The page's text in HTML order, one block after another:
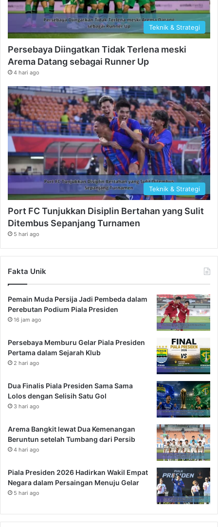
Teknik & Strategi
Persebaya Diingatkan Tidak Terlena meski
Arema Datang sebagai Runner Up
4 hari ago
Teknik & Strategi
Port FC Tunjukkan Disiplin Bertahan yang Sulit
Ditembus Sepanjang Turnamen
5 hari ago
Fakta Unik
Pemain Muda Persija Jadi Pembeda dalam
Perebutan Podium Piala Presiden
16 jam ago
Persebaya Memburu Gelar Piala Presiden
Pertama dalam Sejarah Klub
2 hari ago
Dua Finalis Piala Presiden Sama Sama
Lolos dengan Selisih Satu Gol
3 hari ago
Arema Bangkit lewat Dua Kemenangan
Beruntun setelah Tumbang dari Persib
4 hari ago
Piala Presiden 2026 Hadirkan Wakil Empat
Negara dalam Persaingan Menuju Gelar
5 hari ago